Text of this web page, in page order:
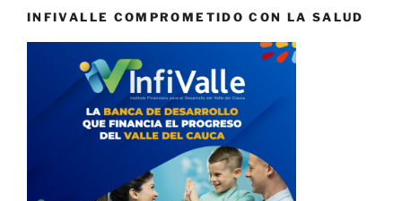
INFIVALLE COMPROMETIDO CON LA SALUD